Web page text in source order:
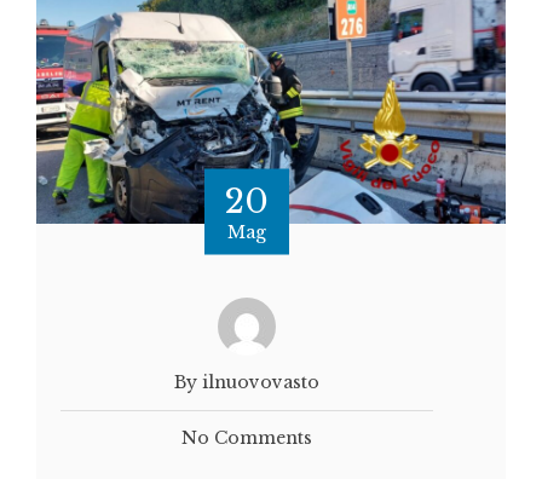
20
Mag
By ilnuovovasto
No Comments